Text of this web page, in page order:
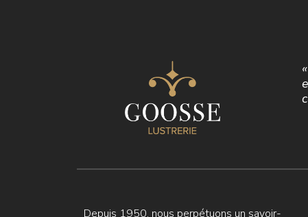
Depuis 1950, nous perpétuons un savoir-